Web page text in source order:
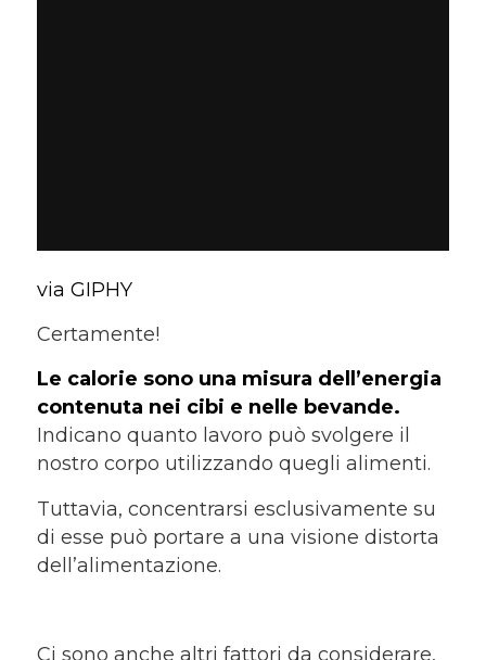
via GIPHY
Certamente!
Le calorie sono una misura dell’energia
contenuta nei cibi e nelle bevande.
Indicano quanto lavoro può svolgere il
nostro corpo utilizzando quegli alimenti.
Tuttavia, concentrarsi esclusivamente su
di esse può portare a una visione distorta
dell’alimentazione.
Ci sono anche altri fattori da considerare,